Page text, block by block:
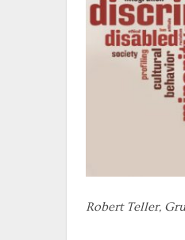
Robert Teller,